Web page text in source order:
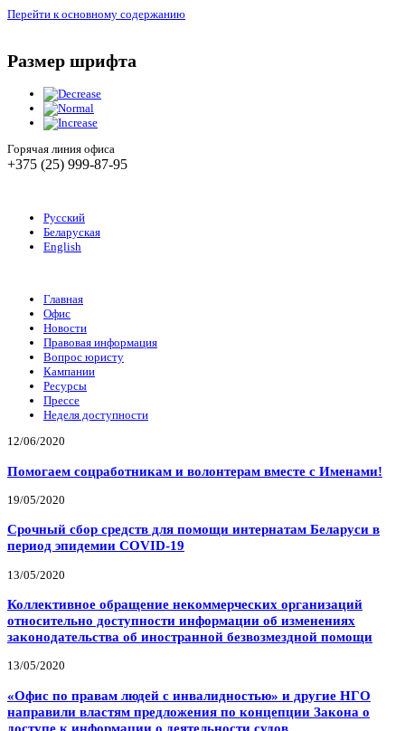
Перейти к основному содержанию
Размер шрифта
Горячая линия офиса
+375 (25) 999-87-95
Русский
Беларуская
English
Главная
Офис
Новости
Правовая информация
Вопрос юристу
Кампании
Ресурсы
Прессе
Неделя доступности
12/06/2020
Помогаем соцработникам и волонтерам вместе с Именами!
19/05/2020
Срочный сбор средств для помощи интернатам Беларуси в
период эпидемии COVID-19
13/05/2020
Коллективное обращение некоммерческих организаций
относительно доступности информации об изменениях
законодательства об иностранной безвозмездной помощи
13/05/2020
«Офис по правам людей с инвалидностью» и другие НГО
направили властям предложения по концепции Закона о
доступе к информации о деятельности судов